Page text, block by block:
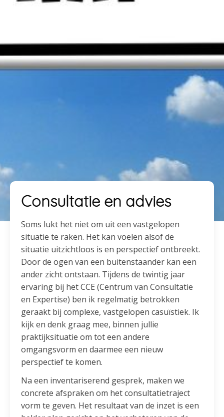
Consultatie en advies
Soms lukt het niet om uit een vastgelopen
situatie te raken. Het kan voelen alsof de
situatie uitzichtloos is en perspectief ontbreekt.
Door de ogen van een buitenstaander kan een
ander zicht ontstaan. Tijdens de twintig jaar
ervaring bij het CCE (Centrum van Consultatie
en Expertise) ben ik regelmatig betrokken
geraakt bij complexe, vastgelopen casuïstiek. Ik
kijk en denk graag mee, binnen jullie
praktijksituatie om tot een andere
omgangsvorm en daarmee een nieuw
perspectief te komen.
Na een inventariserend gesprek, maken we
concrete afspraken om het consultatietraject
vorm te geven. Het resultaat van de inzet is een